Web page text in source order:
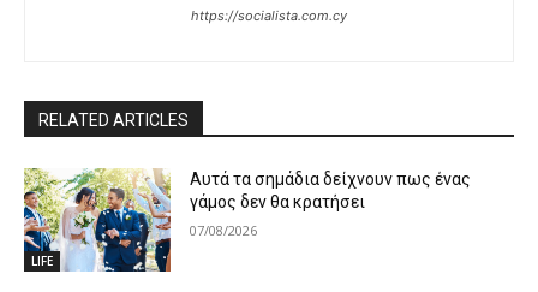
https://socialista.com.cy
RELATED ARTICLES
LIFE
Αυτά τα σημάδια δείχνουν πως ένας
γάμος δεν θα κρατήσει
07/08/2026